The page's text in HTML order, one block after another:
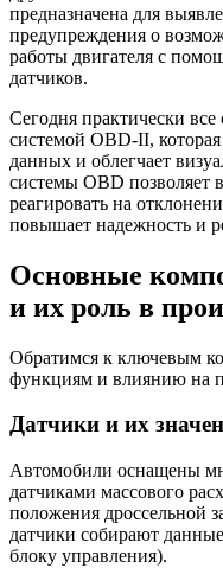
предназначена для
предупреждения о
работы двигателя с
датчиков.
Сегодня практически
системой OBD-II,
данных и облегчает
системы OBD позволяет
реагировать на
повышает надежность и
Основные
и их роль в
Обратимся к ключевым
функциям и влиянию на
Датчики и их
Автомобили оснащены
датчиками массового
положения дроссельной
датчики собирают
блоку управления).